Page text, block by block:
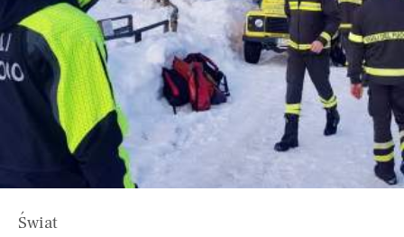
Świat